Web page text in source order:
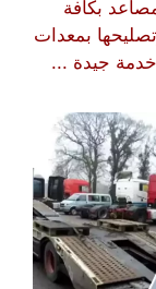
بكافة
بمعدات
خدمة جيدة ...